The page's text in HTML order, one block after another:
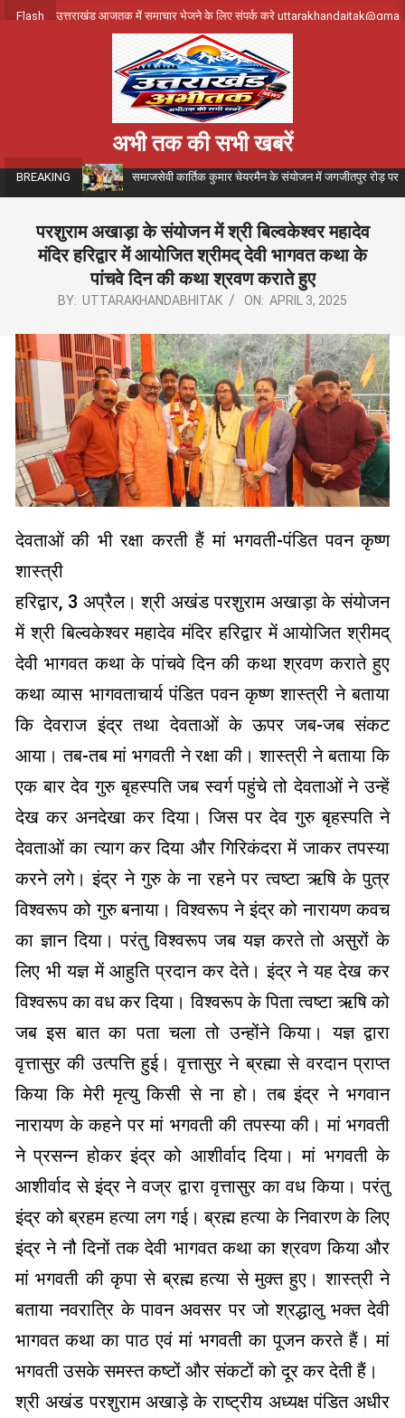
SkipFlash उत्तराखंड आजतक में समाचार भेजने के लिए संपर्क करे
अभी तक की सभी खबरें
BREAKING समाजसेवी कार्तिक कुमार चेयरमैन के संयोजन में जगजीतपुर रोड़
परशुराम अखाड़ा के संयोजन में श्री बिल्वकेश्वर महादेव
मंदिर हरिद्वार में आयोजित श्रीमद् देवी भागवत कथा के
पांचवे दिन की कथा श्रवण कराते हुए
BY: UTTARAKHANDABHITAK ON: APRIL 3, 2025
देवताओं की भी रक्षा करती हैं मां भगवती-पंडित पवन कृष्ण
शास्त्री
हरिद्वार, 3 अप्रैल। श्री अखंड परशुराम अखाड़ा के संयोजन
में श्री बिल्वकेश्वर महादेव मंदिर हरिद्वार में आयोजित श्रीमद्
देवी भागवत कथा के पांचवे दिन की कथा श्रवण कराते हुए
कथा व्यास भागवताचार्य पंडित पवन कृष्ण शास्त्री ने बताया
कि देवराज इंद्र तथा देवताओं के ऊपर जब-जब संकट
आया। तब-तब मां भगवती ने रक्षा की। शास्त्री ने बताया कि
एक बार देव गुरु बृहस्पति जब स्वर्ग पहुंचे तो देवताओं ने उन्हें
देख कर अनदेखा कर दिया। जिस पर देव गुरु बृहस्पति ने
देवताओं का त्याग कर दिया और गिरिकंदरा में जाकर तपस्या
करने लगे। इंद्र ने गुरु के ना रहने पर त्वष्टा ऋषि के पुत्र
विश्वरूप को गुरु बनाया। विश्वरूप ने इंद्र को नारायण कवच
का ज्ञान दिया। परंतु विश्वरूप जब यज्ञ करते तो असुरों के
लिए भी यज्ञ में आहुति प्रदान कर देते। इंद्र ने यह देख कर
विश्वरूप का वध कर दिया। विश्वरूप के पिता त्वष्टा ऋषि को
जब इस बात का पता चला तो उन्होंने किया। यज्ञ द्वारा
वृत्तासुर की उत्पत्ति हुई। वृत्तासुर ने ब्रह्मा से वरदान प्राप्त
किया कि मेरी मृत्यु किसी से ना हो। तब इंद्र ने भगवान
नारायण के कहने पर मां भगवती की तपस्या की। मां भगवती
ने प्रसन्न होकर इंद्र को आशीर्वाद दिया। मां भगवती के
आशीर्वाद से इंद्र ने वज्र द्वारा वृत्तासुर का वध किया। परंतु
इंद्र को ब्रहम हत्या लग गई। ब्रह्म हत्या के निवारण के लिए
इंद्र ने नौ दिनों तक देवी भागवत कथा का श्रवण किया और
मां भगवती की कृपा से ब्रह्म हत्या से मुक्त हुए। शास्त्री ने
बताया नवरात्रि के पावन अवसर पर जो श्रद्धालु भक्त देवी
भागवत कथा का पाठ एवं मां भगवती का पूजन करते हैं। मां
भगवती उसके समस्त कष्टों और संकटों को दूर कर देती हैं।
श्री अखंड परशुराम अखाड़े के राष्ट्रीय अध्यक्ष पंडित अधीर